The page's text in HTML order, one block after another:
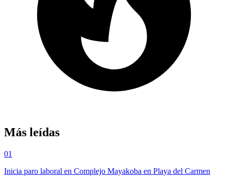
Más leídas
01
Inicia paro laboral en Complejo Mayakoba en Playa del Carmen